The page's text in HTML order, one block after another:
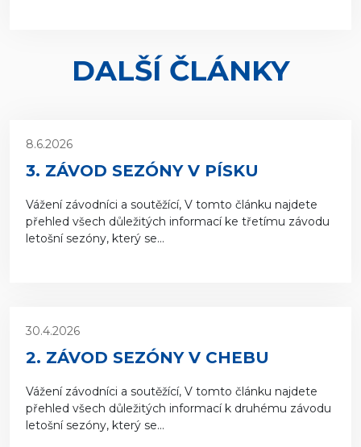
DALŠÍ ČLÁNKY
8.6.2026
3. ZÁVOD SEZÓNY V PÍSKU
Vážení závodníci a soutěžící, V tomto článku najdete
přehled všech důležitých informací ke třetímu závodu
letošní sezóny, který se...
30.4.2026
2. ZÁVOD SEZÓNY V CHEBU
Vážení závodníci a soutěžící, V tomto článku najdete
přehled všech důležitých informací k druhému závodu
letošní sezóny, který se...